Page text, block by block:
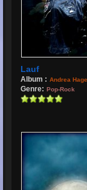
Lauf
Album : Andrea
Genre: Pop-Rock